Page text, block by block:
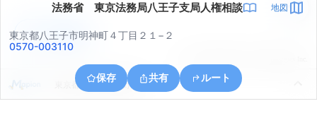
法務省 東京法務局八王子支局人権相談 地図
東京都八王子市明神町４丁目２１−２
0570-003110
保存 共有 ルート
東京都八王子市谷野町
アプリで見る